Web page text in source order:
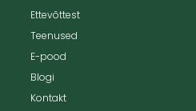
Ettevõttest
Teenused
E-pood
Blogi
Kontakt